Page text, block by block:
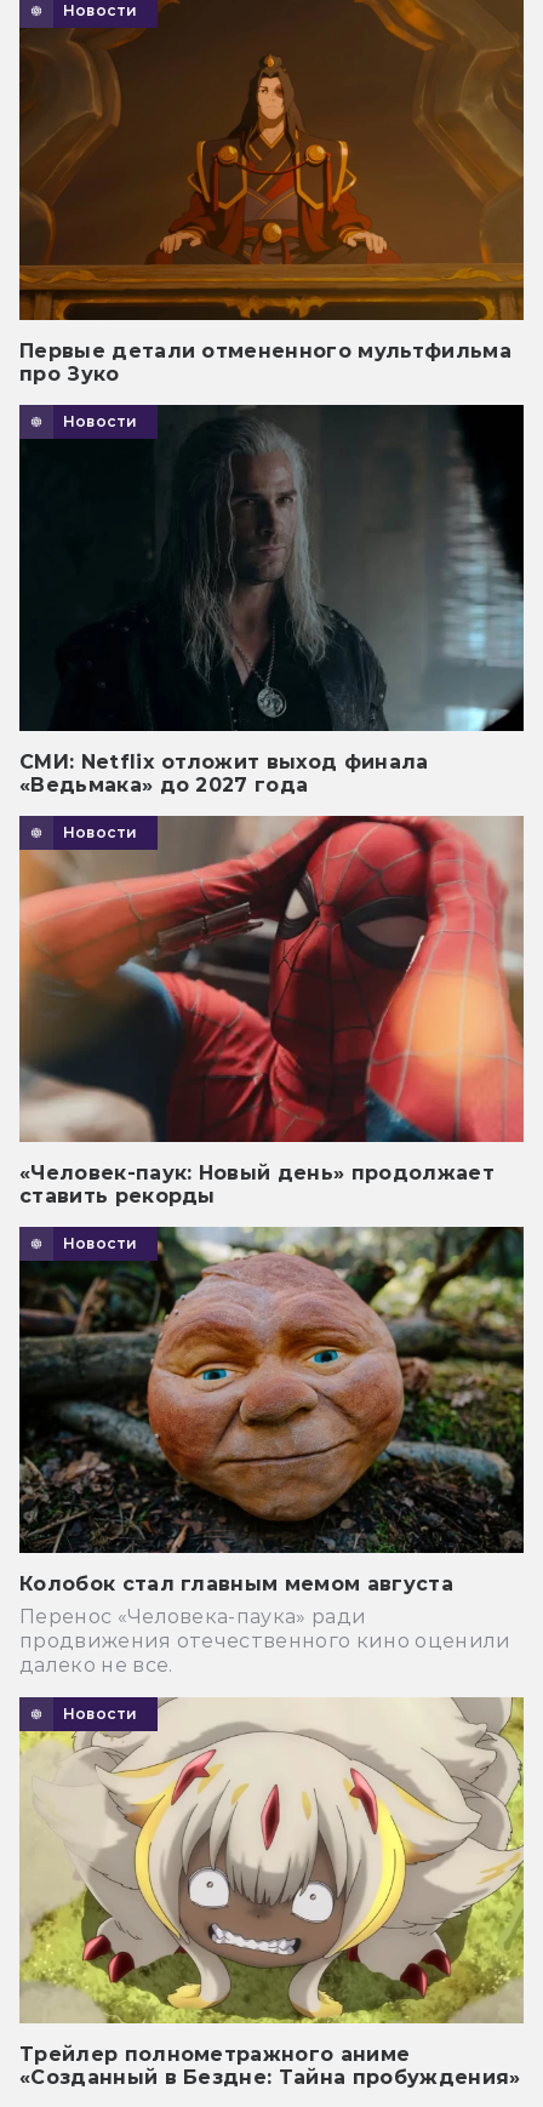
Новости
Первые детали отмененного мультфильма
про Зуко
Новости
СМИ: Netflix отложит выход финала
«Ведьмака» до 2027 года
Новости
«Человек-паук: Новый день» продолжает
ставить рекорды
Новости
Колобок стал главным мемом августа
Перенос «Человека-паука» ради
продвижения отечественного кино оценили
далеко не все.
Новости
Трейлер полнометражного аниме
«Созданный в Бездне: Тайна пробуждения»